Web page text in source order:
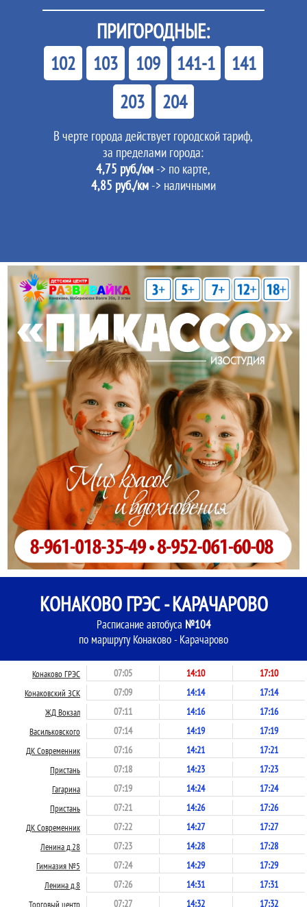
ПРИГОРОДНЫЕ:
102 103 109 141-1
141
203
204
В черте города действует городской тариф,
за пределами города:
4,75 руб./км -> по карте,
4,85 руб./км-> наличными
КОНАКОВО ГРЭС - КАРАЧАРОВО
Расписание автобуса №104
по маршруту Конаково - Карачарово
Конаково ГРЭС 07:05 14:10 17:10
Конаковский ЗСК 07:09 14:14 17:14
ЖД Вокзал 07:11 14:16 17:16
Васильковского 07:14 14:19 17:19
ДК Современник 07:16 14:21 17:21
Пристань 07:18 14:23 17:23
Гагарина 07:19 14:24 17:24
Пристань 07:21 14:26 17:26
ДК Современник 07:22 14:27 17:27
Ленина д.28 07:23 14:28 17:28
Гимназия №5 07:24 14:29 17:29
Ленина д.8 07:26 14:31 17:31
Торговый центр 07:27 14:32 17:32